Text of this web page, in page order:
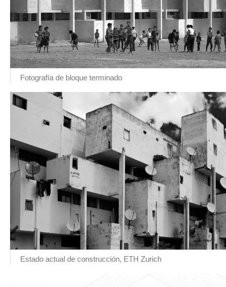
Fotografía de bloque terminado
Estado actual de construcción, ETH Zurich